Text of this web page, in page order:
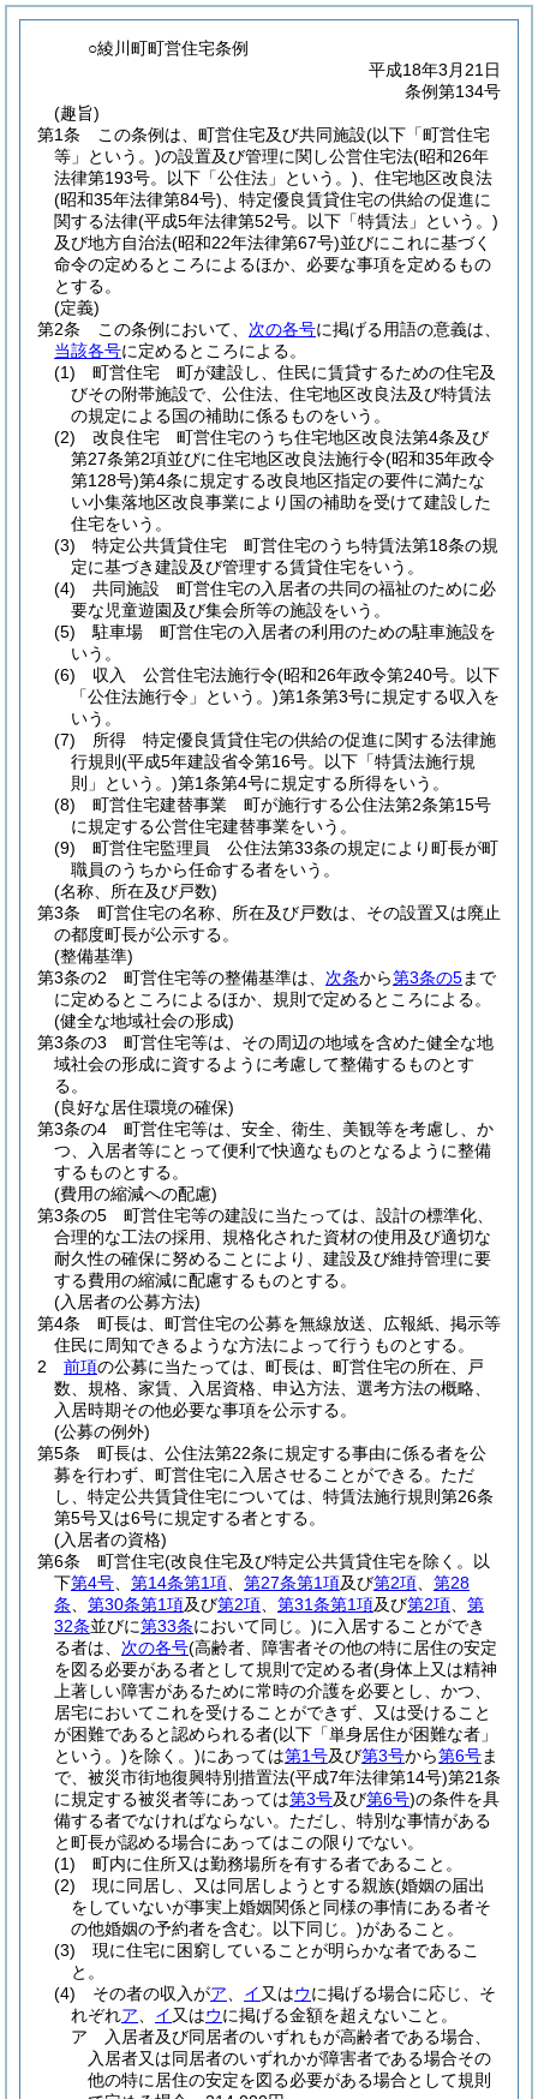
○綾川町町営住宅条例
平成18年3月21日
条例第134号
(趣旨)
第1条
この条例は、町営住宅及び共同施設(以下「町営住宅
等」という。)の設置及び管理に関し公営住宅法(昭和26年
法律第193号。以下「公住法」という。) 、住宅地区改良法
(昭和35年法律第84号) 、特定優良賃貸住宅の供給の促進に
関する法律(平成5年法律第52号。以下「特賃法」という。)
及び地方自治法(昭和22年法律第67号)並びにこれに基づく
命令の定めるところによるほか、必要な事項を定めるもの
とする。
(定義)
第2条
この条例において、 次の各号に掲げる用語の意義は、
当該各号に定めるところによる。
(1)
町営住宅 町が建設し、住民に賃貸するための住宅及
びその附帯施設で、公住法、住宅地区改良法及び特賃法
の規定による国の補助に係るものをいう。
(2)
改良住宅 町営住宅のうち住宅地区改良法第4条及び
第27条第2項並びに住宅地区改良法施行令(昭和35年政令
第128号)第4条に規定する改良地区指定の要件に満たな
い小集落地区改良事業により国の補助を受けて建設した
住宅をいう。
(3)
特定公共賃貸住宅 町営住宅のうち特賃法第18条の規
定に基づき建設及び管理する賃貸住宅をいう。
(4)
共同施設 町営住宅の入居者の共同の福祉のために必
要な児童遊園及び集会所等の施設をいう。
(5)
駐車場 町営住宅の入居者の利用のための駐車施設を
いう。
(6)
収入 公営住宅法施行令(昭和26年政令第240号。以下
「公住法施行令」という。)第1条第3号に規定する収入を
いう。
(7)
所得 特定優良賃貸住宅の供給の促進に関する法律施
行規則 (平成5年建設省令第16号。以下「特賃法施行規
則」という。)第1条第4号に規定する所得をいう。
(8)
町営住宅建替事業 町が施行する公住法第2条第15号
に規定する公営住宅建替事業をいう。
(9)
町営住宅監理員 公住法第33条の規定により町長が町
職員のうちから任命する者をいう。
(名称、所在及び戸数)
第3条
町営住宅の名称、所在及び戸数は、その設置又は廃止
の都度町長が公示する。
(整備基準)
第3条の2
町営住宅等の整備基準は、 次条から第3条の5まで
に定めるところによるほか、規則で定めるところによる。
(健全な地域社会の形成)
第3条の3
町営住宅等は、その周辺の地域を含めた健全な地
域社会の形成に資するように考慮して整備するものとす
る。
(良好な居住環境の確保)
第3条の4
町営住宅等は、安全、衛生、美観等を考慮し、か
つ、入居者等にとって便利で快適なものとなるように整備
するものとする。
(費用の縮減への配慮)
第3条の5
町営住宅等の建設に当たっては、設計の標準化、
合理的な工法の採用、規格化された資材の使用及び適切な
耐久性の確保に努めることにより、建設及び維持管理に要
する費用の縮減に配慮するものとする。
(入居者の公募方法)
第4条
町長は、町営住宅の公募を無線放送、広報紙、掲示等
住民に周知できるような方法によって行うものとする。
2
前項の公募に当たっては、町長は、町営住宅の所在、戸
数、規格、家賃、入居資格、申込方法、選考方法の概略、
入居時期その他必要な事項を公示する。
(公募の例外)
第5条
町長は、公住法第22条に規定する事由に係る者を公
募を行わず、町営住宅に入居させることができる。 ただ
し、特定公共賃貸住宅については、特賃法施行規則第26条
第5号又は6号に規定する者とする。
(入居者の資格)
第6条
町営住宅(改良住宅及び特定公共賃貸住宅を除く。以
下第4号 第14条第1項 第27条第1項及び第2項
第28
条
第30条第1項及び第2項 第31条第1項及び第2項
第
32条並びに第33条において同じ。)に入居することができ
る者は、 次の各号(高齢者、障害者その他の特に居住の安定
を図る必要がある者として規則で定める者(身体上又は精神
上著しい障害があるために常時の介護を必要とし、かつ、
居宅においてこれを受けることができず、又は受けること
が困難であると認められる者(以下「単身居住が困難な者」
という。)を除く。)にあっては第1号及び第3号から第6号ま
で、被災市街地復興特別措置法(平成7年法律第14号)第21条
に規定する被災者等にあっては第3号及び第6号)の条件を具
備する者でなければならない。 ただし、特別な事情がある
と町長が認める場合にあってはこの限りでない。
(1)
町内に住所又は勤務場所を有する者であること。
(2)
現に同居し、又は同居しようとする親族(婚姻の届出
をしていないが事実上婚姻関係と同様の事情にある者そ
の他婚姻の予約者を含む。以下同じ。)があること。
(3)
現に住宅に困窮していることが明らかな者であるこ
と。
(4)
その者の収入がア イ 又はウに掲げる場合に応じ、そ
れぞれア イ 又はウに掲げる金額を超えないこと。
ア
入居者及び同居者のいずれもが高齢者である場合、
入居者又は同居者のいずれかが障害者である場合その
他の特に居住の安定を図る必要がある場合として規則